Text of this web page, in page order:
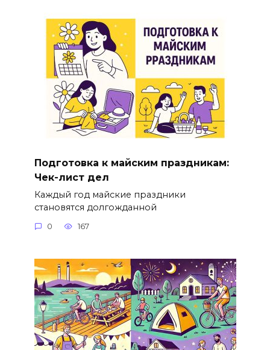
Подготовка к майским праздникам:
Чек-лист дел
Каждый год майские праздники
становятся долгожданной
0 167